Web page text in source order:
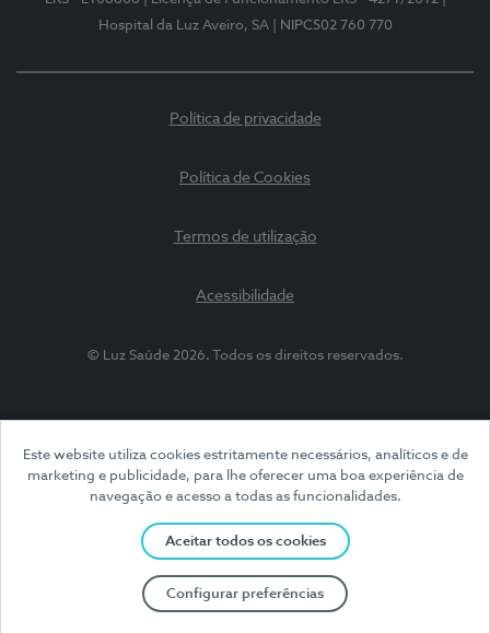
Este website utiliza cookies estritamente necessários, analíticos e de
marketing e publicidade, para lhe oferecer uma boa experiência de
navegação e acesso a todas as funcionalidades.
Aceitar todos os cookies
Configurar preferências
Hospital da Luz Aveiro, SA
| NIPC502 760 770
Política de privacidade
Política de Cookies
Termos de utilização
Acessibilidade
© Luz Saúde 2026. Todos os direitos reservados.